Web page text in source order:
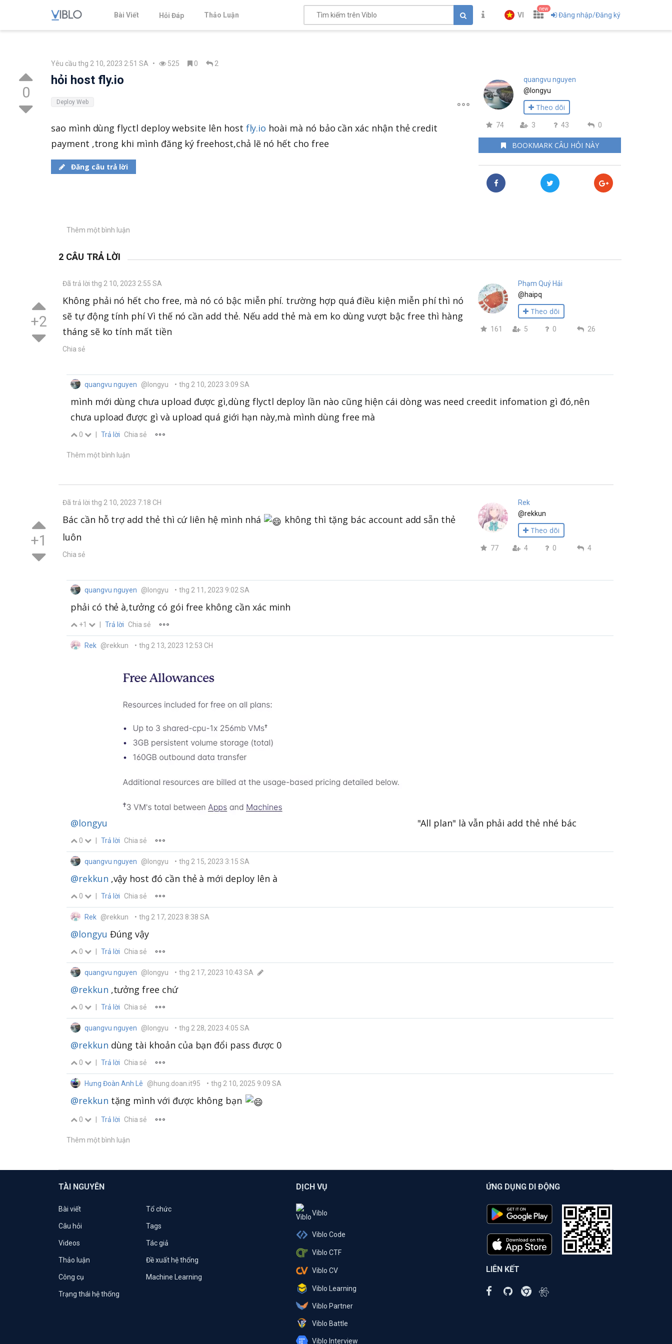
Bài Viết Hỏi Đáp Thảo Luận VI
new
Đăng nhập/Đăng ký
Yêu cầu thg 2 10, 2023 2:51 SA • 525 0 2
0
hỏi host fly.io
Deploy Web
sao mình dùng flyctl deploy website lên host fly.io hoài mà nó bảo cần xác nhận thẻ credit
payment ,trong khi mình đăng ký freehost,chả lẽ nó hết cho free
Đăng câu trả lời
quangvu nguyen
@longyu
Theo dõi
74 3 43 0
BOOKMARK CÂU HỎI NÀY
Thêm một bình luận
2 CÂU TRẢ LỜI
Đã trả lời thg 2 10, 2023 2:55 SA
+2
Không phải nó hết cho free, mà nó có bậc miễn phí. trường hợp quá điều kiện miễn phí thì nó
sẽ tự động tính phí Vì thế nó cần add thẻ. Nếu add thẻ mà em ko dùng vượt bậc free thì hàng
tháng sẽ ko tính mất tiền
Chia sẻ
Phạm Quý Hải
@haipq
Theo dõi
161 5 0 26
quangvu nguyen @longyu • thg 2 10, 2023 3:09 SA
mình mới dùng chưa upload được gì,dùng flyctl deploy lần nào cũng hiện cái dòng was need creedit infomation gì đó,nên
chưa upload được gì và upload quá giới hạn này,mà mình dùng free mà
0 Trả lời Chia sẻ
Thêm một bình luận
Đã trả lời thg 2 10, 2023 7:18 CH
+1
Bác cần hỗ trợ add thẻ thì cứ liên hệ mình nhá
không thì tặng bác account add sẵn thẻ
luôn
Chia sẻ
Rek
@rekkun
Theo dõi
77 4 0 4
quangvu nguyen @longyu • thg 2 11, 2023 9:02 SA
phải có thẻ à,tưởng có gói free không cần xác minh
+1 | Trả lời Chia sẻ
Rek @rekkun • thg 2 13, 2023 12:53 CH
@longyu "All plan" là vẫn phải add thẻ nhé bác
0 | Trả lời Chia sẻ
quangvu nguyen @longyu • thg 2 15, 2023 3:15 SA
@rekkun ,vậy host đó cần thẻ à mới deploy lên à
0 | Trả lời Chia sẻ
Rek @rekkun • thg 2 17, 2023 8:38 SA
@longyu Đúng vậy
0 | Trả lời Chia sẻ
quangvu nguyen @longyu • thg 2 17, 2023 10:43 SA
@rekkun ,tưởng free chứ
0 | Trả lời Chia sẻ
quangvu nguyen @longyu • thg 2 28, 2023 4:05 SA
@rekkun dùng tài khoản của bạn đổi pass được 0
0 | Trả lời Chia sẻ
Hưng Đoàn Anh Lê @hung.doan.it95 • thg 2 10, 2025 9:09 SA
@rekkun tặng mình với được không bạn
0 Trả lời Chia sẻ
Thêm một bình luận
TÀI NGUYÊN
Bài viết Tổ chức
Câu hỏi Tags
Videos Tác giả
Thảo luận Đề xuất hệ thống
Công cụ Machine Learning
Trạng thái hệ thống
DỊCH VỤ
Viblo
Viblo Code
Viblo CTF
Viblo CV
Viblo Learning
Viblo Partner
Viblo Battle
Viblo Interview
ỨNG DỤNG DI ĐỘNG
LIÊN KẾT